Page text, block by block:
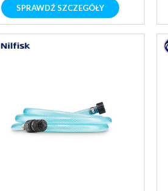
SPRAWDŹ SZCZEGÓŁY